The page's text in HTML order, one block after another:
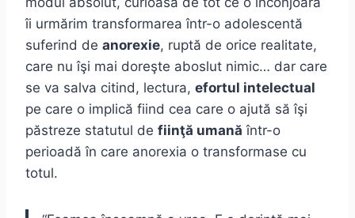
îi urmărim transformarea într-o adolescentă
suferind de anorexie, ruptă de orice realitate,
care nu îşi mai doreşte aboslut nimic… dar care
se va salva citind, lectura, efortul intelectual
pe care o implică fiind cea care o ajută să îşi
păstreze statutul de fiinţă umană într-o
perioadă în care anorexia o transformase cu
totul.